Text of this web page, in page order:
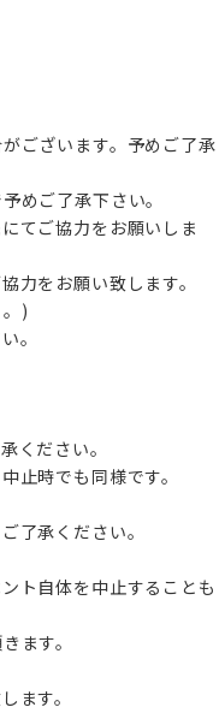
ございます。予めご了承
めご了承下さい。
てご協力をお願いしま
力をお願い致します。
)
。
ください。
止時でも同様です。
了承ください。
ト自体を中止することも
ます。
ます。